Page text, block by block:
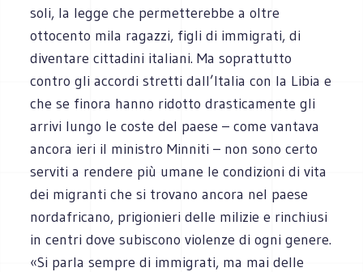
soli, la legge che permetterebbe a oltre
ottocento mila ragazzi, figli di immigrati, di
diventare cittadini italiani. Ma soprattutto
contro gli accordi stretti dall’Italia con la Libia e
che se finora hanno ridotto drasticamente gli
arrivi lungo le coste del paese – come vantava
ancora ieri il ministro Minniti – non sono certo
serviti a rendere più umane le condizioni di vita
dei migranti che si trovano ancora nel paese
nordafricano, prigionieri delle milizie e rinchiusi
in centri dove subiscono violenze di ogni genere.
«Si parla sempre di immigrati, ma mai delle